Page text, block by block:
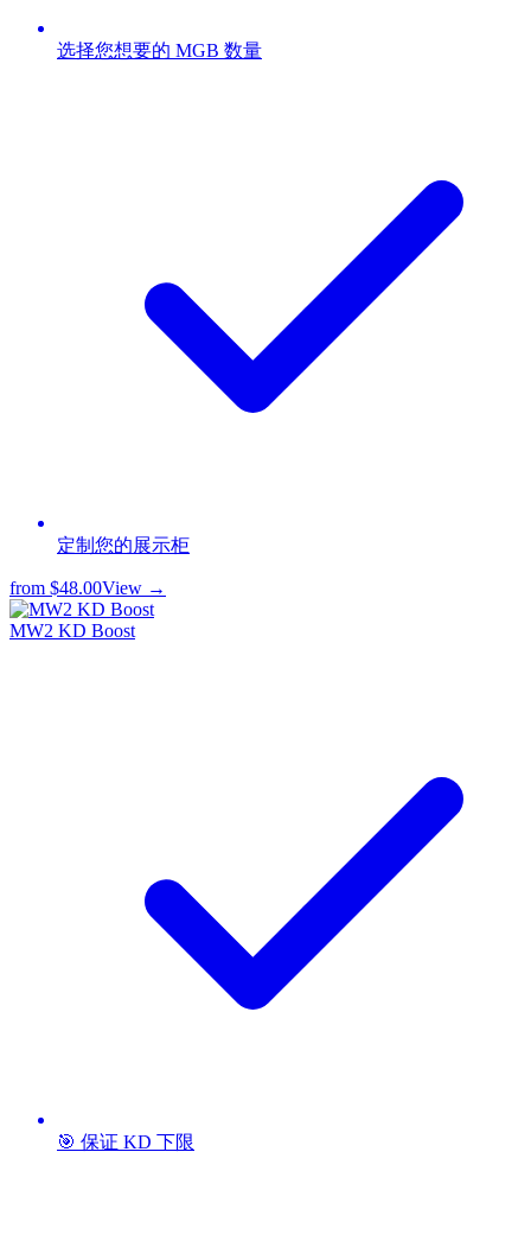
选择您想要的 MGB 数量
定制您的展示柜
from $48.00View →
MW2 KD Boost
🎯 保证 KD 下限